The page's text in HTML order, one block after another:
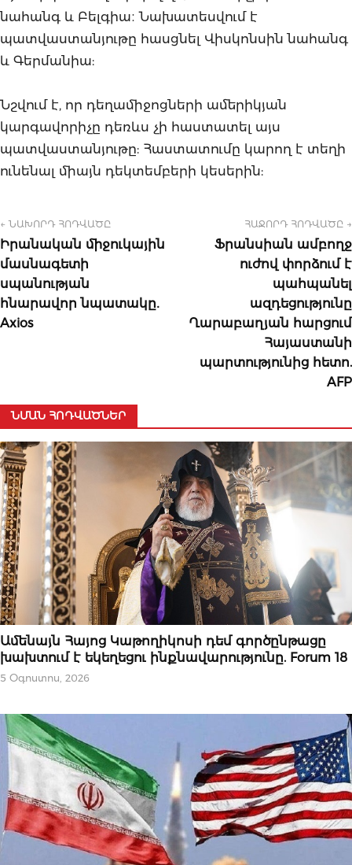
նահանգ և Բելգիա։ Նախատեսվում է
պատվաստանյութը հասցնել Վիսկոնսին նահանգ
և Գերմանիա:
Նշվում է, որ դեղամիջոցների ամերիկյան
կարգավորիչը դեռևս չի հաստատել այս
պատվաստանյութը: Հաստատումը կարող է տեղի
ունենալ միայն դեկտեմբերի կեսերին:
← ՆԱԽՈՐԴ ՀՈԴՎԱԾԸ
Իրանական միջուկային
մասնագետի
սպանության
հնարավոր նպատակը․
Axios
ՀԱՋՈՐԴ ՀՈԴՎԱԾԸ →
Ֆրանսիան ամբողջ
ուժով փորձում է
պահպանել
ազդեցությունը
Ղարաբաղյան հարցում
Հայաստանի
պարտությունից հետո.
AFP
ՆՄԱՆ ՀՈԴՎԱԾՆԵՐ
ՄԻՋԱԶԳԱՅԻՆ
Ամենայն Հայոց Կաթողիկոսի դեմ գործընթացը
խախտում է եկեղեցու ինքնավարությունը. Forum 18
5 Օգոստոս, 2026